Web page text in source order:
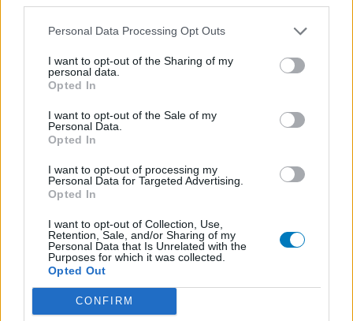
Personal Data Processing Opt Outs
I want to opt-out of the Sharing of my
personal data.
Opted In
I want to opt-out of the Sale of my
Personal Data.
Opted In
I want to opt-out of processing my
Personal Data for Targeted Advertising.
Opted In
I want to opt-out of Collection, Use,
Retention, Sale, and/or Sharing of my
Personal Data that Is Unrelated with the
Purposes for which it was collected.
Opted Out
CONFIRM
Anticonceptie - overig
Lexapro (509)
Concerta (503)
ADHD - psychostimulantia
Amlodipine (493)
Bloeddruk - calciumantagonisten
Antibiotica - penicillines breedspectrum
Roaccutane (480)
Dexamfetamine (446)
ADHD - psychostimulantia